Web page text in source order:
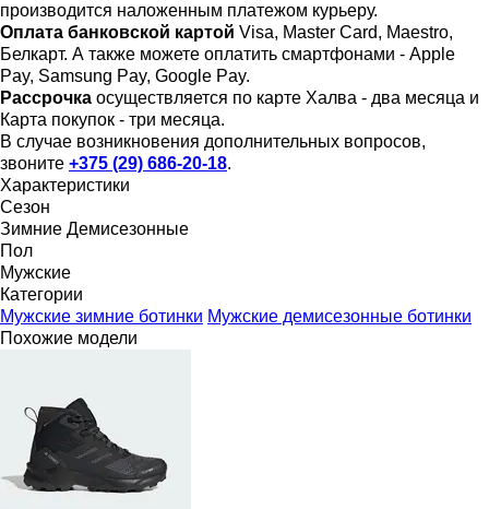
производится наложенным платежом курьеру.
Оплата банковской картой Visa, Master Card, Maestro,
Белкарт. А также можете оплатить смартфонами - Apple
Pay, Samsung Pay, Google Pay.
Рассрочка осуществляется по карте Халва - два месяца и
Карта покупок - три месяца.
В случае возникновения дополнительных вопросов,
звоните +375 (29) 686-20-18.
Характеристики
Сезон
Зимние Демисезонные
Пол
Мужские
Категории
Мужские зимние ботинки Мужские демисезонные ботинки
Похожие модели